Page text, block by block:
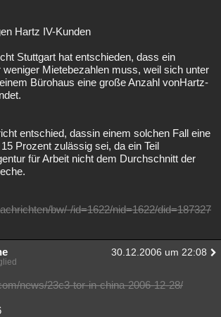
Hartz IV-Kunden
Stuttgart hat entschieden, dass ein
Mietebezahlen muss, weil sich unter
Bürohaus eine große Anzahl vonHartz-
entschied, dassin einem solchen Fall eine
Prozent zulässig sei, da ein Teil
für Arbeit nicht dem Durchschnitt der
bw/-/id=1622/nid=1622/did=187327
30.12.2006 um 22:08
news/23c3-tor-in-china-2006-12-28/